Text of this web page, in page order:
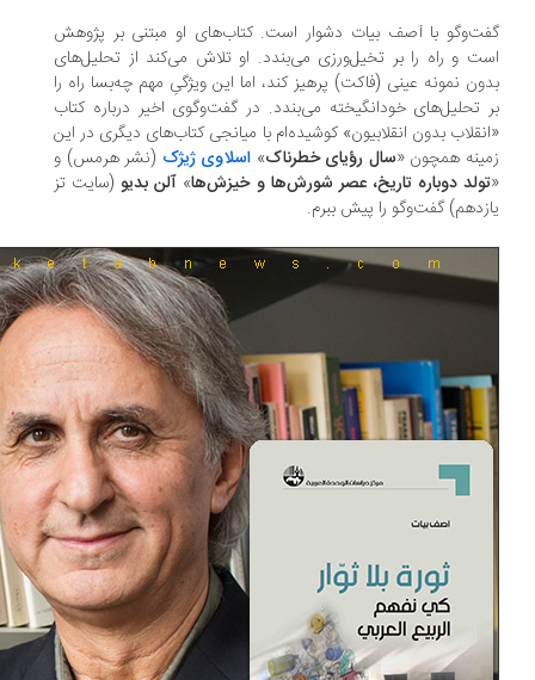
با آصف بیات دشوار است. کتاب‌های او مبتنی بر پژوهش
و راه را بر تخیل‌ورزی می‌بندد. او تلاش می‌کند از تحلیل‌های
نمونه عینی (فاکت) پرهیز کند، اما این ویژگیِ مهم چه‌بسا راه را
تحلیل‌های خودانگیخته می‌بندد. در گفت‌وگوی اخیر درباره کتاب
بدون انقلابیون» کوشیده‌ام با میانجی کتاب‌های دیگری در این
همچون «سال رؤیای خطرناک»اسلاوی ژیژک(نشر هرمس) و
دوباره تاریخ، عصر شورش‌ها و خیزش‌ها»آلن بدیو(سایت تز
گفت‌و‌گو را پیش ببرم.‌